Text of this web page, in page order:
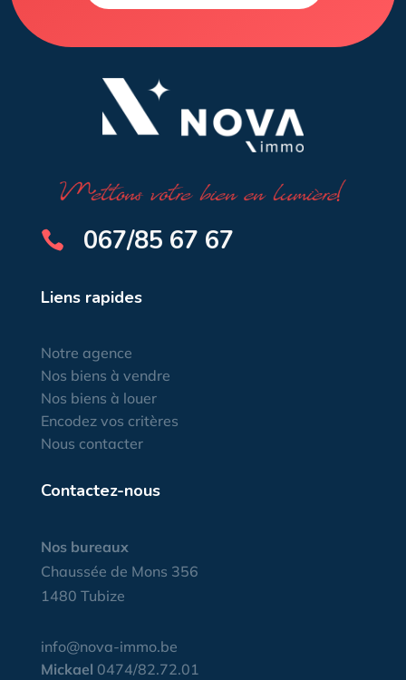
 067/85 67 67
Liens rapides
Notre agence
Nos biens à vendre
Nos biens à louer
Encodez vos critères
Nous contacter
Contactez-nous
Nos bureaux
Chaussée de Mons 356
1480 Tubize
info@nova-immo.be
Mickael 0474/82.72.01